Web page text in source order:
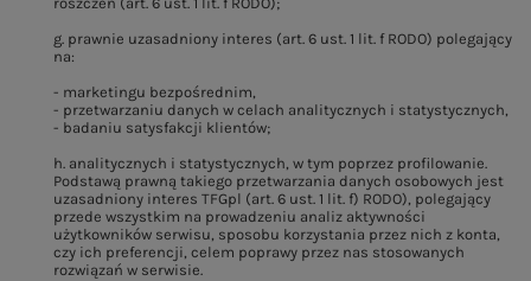
g. prawnie uzasadniony interes (art. 6 ust. 1 lit. f RODO) polegający
na:
- marketingu bezpośrednim,
- przetwarzaniu danych w celach analitycznych i statystycznych,
- badaniu satysfakcji klientów;
h. analitycznych i statystycznych, w tym poprzez profilowanie.
Podstawą prawną takiego przetwarzania danych osobowych jest
uzasadniony interes TFGpl (art. 6 ust. 1 lit. f) RODO), polegający
przede wszystkim na prowadzeniu analiz aktywności
użytkowników serwisu, sposobu korzystania przez nich z konta,
czy ich preferencji, celem poprawy przez nas stosowanych
rozwiązań w serwisie.